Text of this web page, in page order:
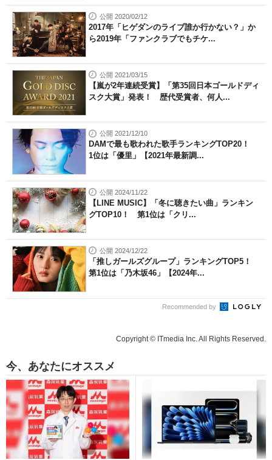
公開 2020/02/12
2017年「ヒゲダンのライブ誰か行かない？」か
ら2019年「ファンクラブでもチケ...
公開 2021/03/15
【嵐が2年連続受賞】「第35回日本ゴールドディ
スク大賞」発表！ 歴代受賞者、何人...
公開 2021/12/10
DAMで最も歌われた歌手ランキングTOP20！
1位は「優里」【2021年最新調...
公開 2024/11/22
【LINE MUSIC】「冬に聴きたい曲」ランキン
グTOP10！ 第1位は「クリ...
公開 2024/12/22
「推しガールズグループ」ランキングTOP5！
第1位は「乃木坂46」【2024年...
Recommended by
Copyright © ITmedia Inc. All Rights Reserved.
今、あなたにオススメ